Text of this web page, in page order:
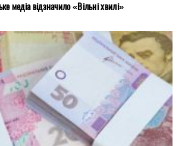
медіа відзначило «Вільні хвилі»